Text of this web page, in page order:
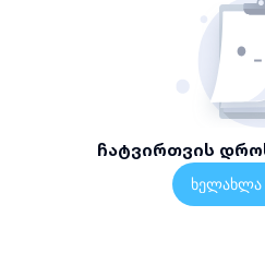
ჩატვირთვის
ხელახლა